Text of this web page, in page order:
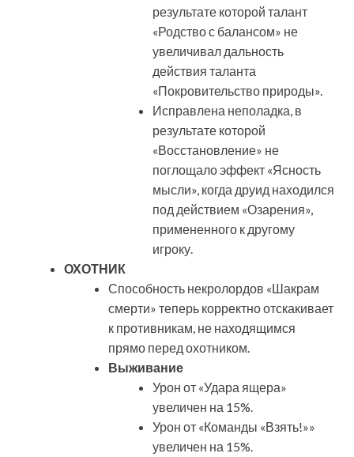
результате которой талант
«Родство с балансом» не
увеличивал дальность
действия таланта
«Покровительство природы».
Исправлена неполадка, в
результате которой
«Восстановление» не
поглощало эффект «Ясность
мысли», когда друид находился
под действием «Озарения»,
примененного к другому
игроку.
ОХОТНИК
Способность некролордов «Шакрам
смерти» теперь корректно отскакивает
к противникам, не находящимся
прямо перед охотником.
Выживание
Урон от «Удара ящера»
увеличен на 15%.
Урон от «Команды «Взять!»»
увеличен на 15%.